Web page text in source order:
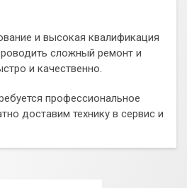
и высокая квалификация
сложный ремонт и
и качественно.
профессиональное
доставим технику в сервис и